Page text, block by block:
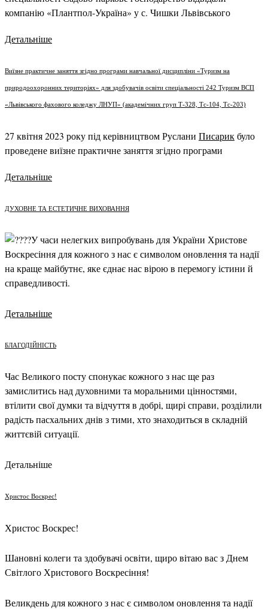
компанію «Плантпол-Україна» у с. Чишки Львівського
Детальніше
Виїзне практичне заняття згідно програми навчальної дисципліни «Туризм на
природоохоронних територіях» для здобувачів освіти спеціальності 242 Туризм ВСП
«Львівського фахового коледжу ЛНУП» (академічних груп Т-328, Тс-104, Тс-203)
27 квітня 2023 року під керівництвом Руслани Писарикбуло
проведене виїзне практичне заняття згідно програми
Детальніше
ДУХОВНЕ ТА ЕСТЕТИЧНЕ ВИХОВАННЯ
У часи нелегких випробувань для України Христове
Воскресіння для кожного з нас є символом оновлення та надії
на краще майбутнє, яке єднає нас вірою в перемогу істини й
справедливості.
Детальніше
БЛАГОДІЙНІСТЬ
Час Великого посту спонукає кожного з нас ще раз
замислитись над духовними та моральними цінностями,
втілити свої думки та відчуття в добрі, щирі справи, розділили
радість пасхальних днів з тими, хто знаходиться в складній
життєвій ситуації.
Детальніше
Христос Воскреc!
Христос Воскрес!
Шановні колеги та здобувачі освіти, щиро вітаю вас з Днем
Світлого Христового Воскресіння!
Великдень для кожного з нас є символом оновлення та надії